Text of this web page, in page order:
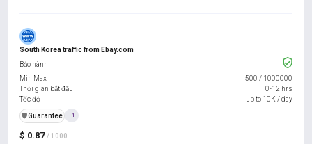
South Korea traffic from Ebay.com
$ 0.87 / 1000
Bảo hành
Min Max
500 / 1000000
Thời gian bắt đầu
0-12 hrs
Tốc độ
up to 10K / day
️🛡️Guarantee +1